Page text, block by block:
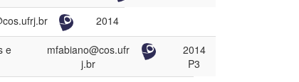
2014
e
mfabiano@cos.ufr
j.br
2014
P3